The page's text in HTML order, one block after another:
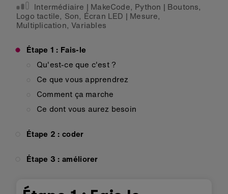
Intermédiaire | MakeCode, Python | Boutons,
Logo tactile, Son, Écran LED | Mesure,
Multiplication,Variables
Étape 1 : Fais-le
Qu'est-ce que c'est ?
Ce que vous apprendrez
Comment ça marche
Ce dont vous aurez besoin
Étape 2 : coder
Étape 3 : améliorer